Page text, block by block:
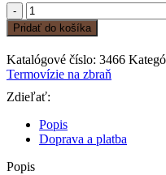
množstvo
HIKMIKRO
Stellar
SH35
L
3.0
Pridať do košíka
Katalógové číslo: 3466
Termovízie na zbraň
Zdieľať:
Popis
Doprava a platba
Popis